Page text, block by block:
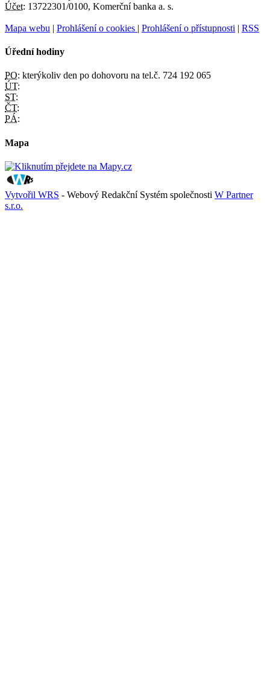
Účet: 13722301/0100, Komerční banka a. s.
Mapa webu | Prohlášení o cookies | Prohlášení o přístupnosti | RSS
Úřední hodiny
PO: kterýkoliv den po dohovoru na tel.č. 724 192 065
ÚT:
ST:
ČT:
PÁ:
Mapa
Vytvořil WRS - Webový Redakční Systém společnosti W Partner
s.r.o.